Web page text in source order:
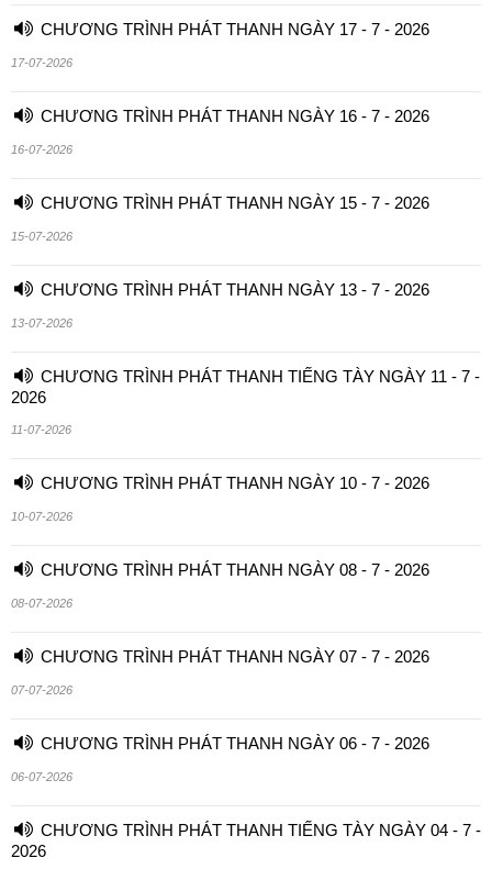
CHƯƠNG TRÌNH PHÁT THANH NGÀY 17 - 7 - 2026
17-07-2026
CHƯƠNG TRÌNH PHÁT THANH NGÀY 16 - 7 - 2026
16-07-2026
CHƯƠNG TRÌNH PHÁT THANH NGÀY 15 - 7 - 2026
15-07-2026
CHƯƠNG TRÌNH PHÁT THANH NGÀY 13 - 7 - 2026
13-07-2026
CHƯƠNG TRÌNH PHÁT THANH TIẾNG TÀY NGÀY 11 - 7 -
2026
11-07-2026
CHƯƠNG TRÌNH PHÁT THANH NGÀY 10 - 7 - 2026
10-07-2026
CHƯƠNG TRÌNH PHÁT THANH NGÀY 08 - 7 - 2026
08-07-2026
CHƯƠNG TRÌNH PHÁT THANH NGÀY 07 - 7 - 2026
07-07-2026
CHƯƠNG TRÌNH PHÁT THANH NGÀY 06 - 7 - 2026
06-07-2026
CHƯƠNG TRÌNH PHÁT THANH TIẾNG TÀY NGÀY 04 - 7 -
2026